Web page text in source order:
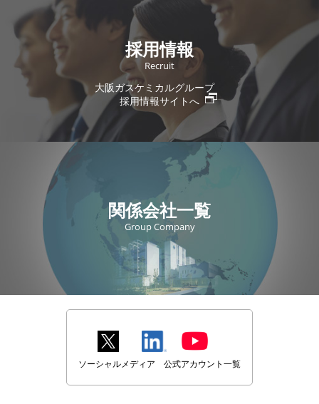
採用情報
Recruit
大阪ガスケミカルグループ
採用情報サイトへ
関係会社一覧
Group Company
ソーシャルメディア 公式アカウント一覧